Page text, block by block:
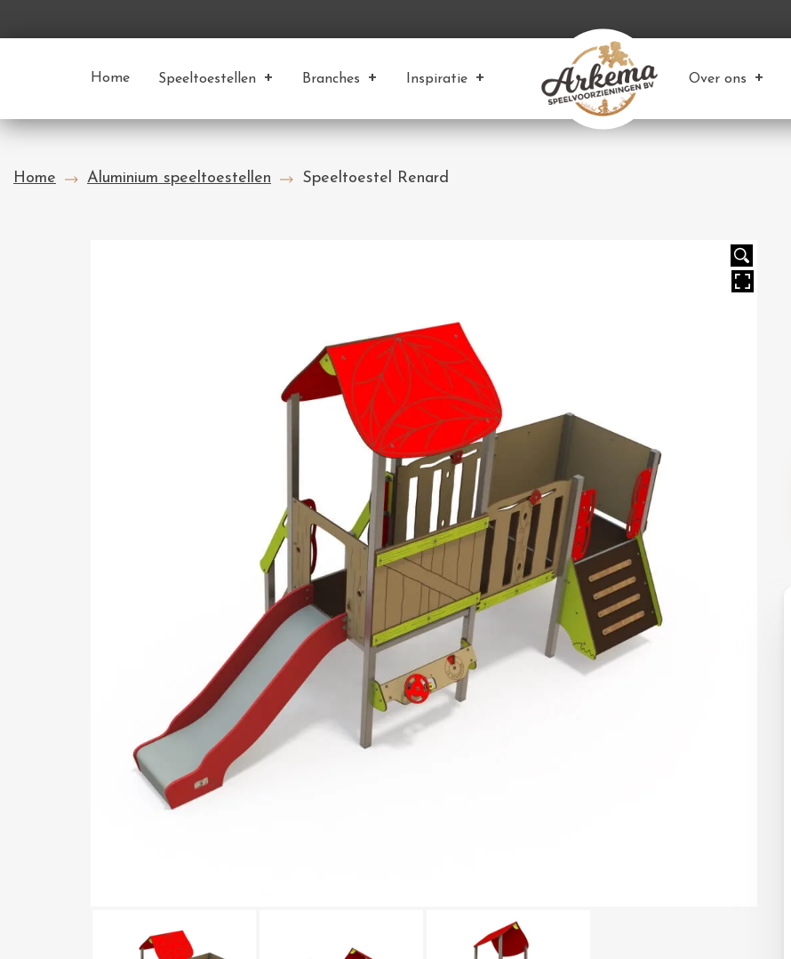
Home Speeltoestellen Branches Inspiratie Over ons
Home Aluminium speeltoestellen Speeltoestel Renard